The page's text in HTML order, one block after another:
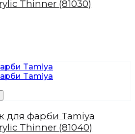
Thinner (81030)
для фарби Tamiya
Thinner (81040)